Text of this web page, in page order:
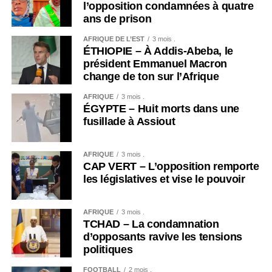
suffisamment mise en avant. J’aimerais organiser des «
Fashion week » au Mali, au Sénégal ou en Cote d’ivoire.
Réunir tous les talents de l’Afrique et également tous les
jeunes stylistes franco-africains, est mon plus grand
souhait.», a-t-elle lancé.
Une étoile qui promet
l’opposition condamnées à quatre
ans de prison
AFRIQUE DE L’EST 3 mois .
ÉTHIOPIE – À Addis-Abeba, le
président Emmanuel Macron
change de ton sur l’Afrique
AFRIQUE 3 mois .
ÉGYPTE – Huit morts dans une
fusillade à Assiout
AFRIQUE 3 mois .
CAP VERT – L’opposition remporte
les législatives et vise le pouvoir
AFRIQUE 3 mois .
TCHAD – La condamnation
d’opposants ravive les tensions
politiques
FOOTBALL 2 mois .